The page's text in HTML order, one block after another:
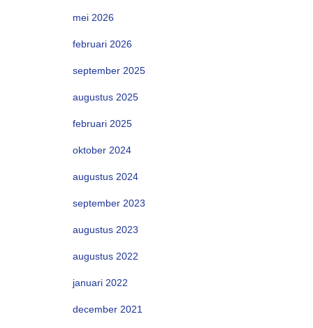
mei 2026
februari 2026
september 2025
augustus 2025
februari 2025
oktober 2024
augustus 2024
september 2023
augustus 2023
augustus 2022
januari 2022
december 2021